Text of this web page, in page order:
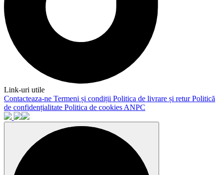
Link-uri utile
Contacteaza-ne Termeni și condiții Politica de livrare și returPolitică
de confidențialitate Politica de cookies ANPC